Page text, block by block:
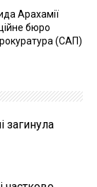
Арахамії
бюро
(САП)
загинула